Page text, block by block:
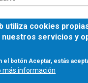
utiliza cookies
nuestros servicios y
el botón Aceptar, estás
más información